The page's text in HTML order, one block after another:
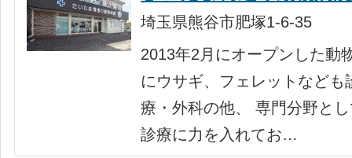
埼玉県熊谷市肥塚1-6-35
2013年2月にオープンした動
にウサギ、フェレットなど
療・外科の他、 専門分野と
診療に力を入れてお…